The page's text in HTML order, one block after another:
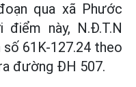
qua xã Phước
điểm này, N.Đ.T.N
61K-127.24 theo
đường ĐH 507.